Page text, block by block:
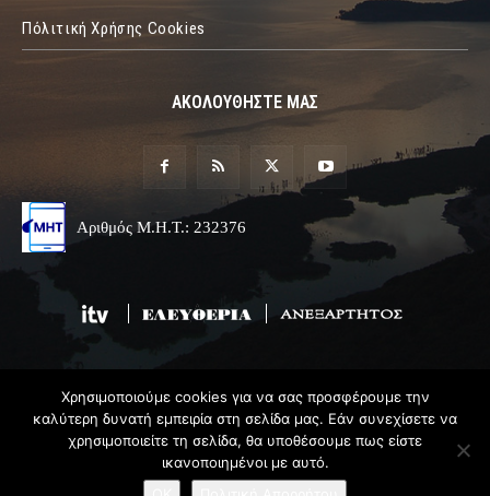
Πόλιτική Χρήσης Cookies
ΑΚΟΛΟΥΘΗΣΤΕ ΜΑΣ
Αριθμός Μ.Η.Τ.: 232376
© 2019 Epirus Online
Σχεδιασμός & ΑνάπτυξηAngel Web
Χρησιμοποιούμε cookies για να σας προσφέρουμε την
καλύτερη δυνατή εμπειρία στη σελίδα μας. Εάν συνεχίσετε να
χρησιμοποιείτε τη σελίδα, θα υποθέσουμε πως είστε
ικανοποιημένοι με αυτό.